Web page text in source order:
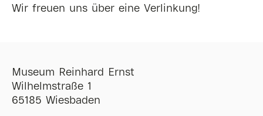
Wir freuen uns über eine Verlinkung!
Museum Reinhard Ernst
Wilhelmstraße 1
65185 Wiesbaden